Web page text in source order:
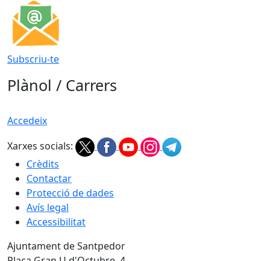
Subscriu-te
Plànol / Carrers
Accedeix
Xarxes socials:
Crèdits
Contactar
Protecció de dades
Avís legal
Accessibilitat
Ajuntament de Santpedor